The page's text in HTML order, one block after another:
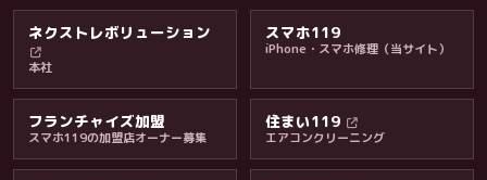
ネクストレボリューション
本社
スマホ119
iPhone・スマホ修理（当サイト）
フランチャイズ加盟
スマホ119の加盟店オーナー募集
住まい119
エアコンクリーニング